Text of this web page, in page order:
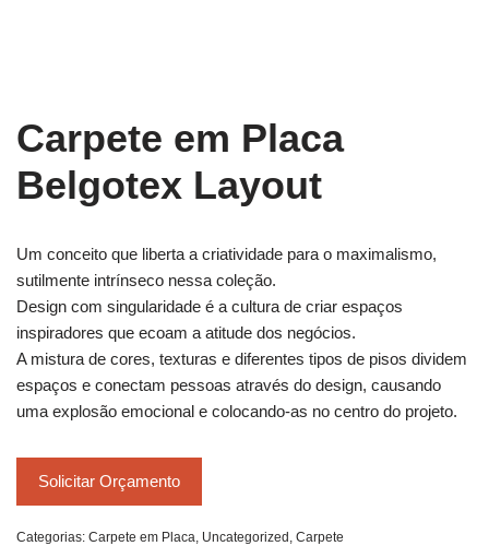
Carpete em Placa
Belgotex Layout
Um conceito que liberta a criatividade para o maximalismo,
sutilmente intrínseco nessa coleção.
Design com singularidade é a cultura de criar espaços
inspiradores que ecoam a atitude dos negócios.
A mistura de cores, texturas e diferentes tipos de pisos dividem
espaços e conectam pessoas através do design, causando
uma explosão emocional e colocando-as no centro do projeto.
Solicitar Orçamento
Categorias: Carpete em Placa, Uncategorized , Carpete